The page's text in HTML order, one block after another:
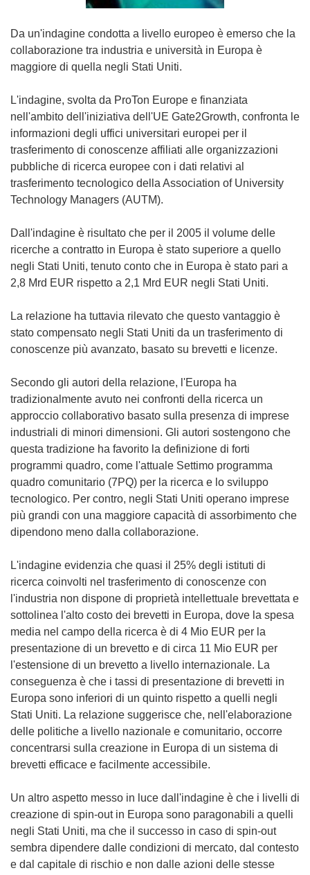
Da un'indagine condotta a livello europeo è emerso che la
collaborazione tra industria e università in Europa è
maggiore di quella negli Stati Uniti.
L'indagine, svolta da ProTon Europe e finanziata
nell'ambito dell'iniziativa dell'UE Gate2Growth, confronta le
informazioni degli uffici universitari europei per il
trasferimento di conoscenze affiliati alle organizzazioni
pubbliche di ricerca europee con i dati relativi al
trasferimento tecnologico della Association of University
Technology Managers (AUTM).
Dall'indagine è risultato che per il 2005 il volume delle
ricerche a contratto in Europa è stato superiore a quello
negli Stati Uniti, tenuto conto che in Europa è stato pari a
2,8 Mrd EUR rispetto a 2,1 Mrd EUR negli Stati Uniti.
La relazione ha tuttavia rilevato che questo vantaggio è
stato compensato negli Stati Uniti da un trasferimento di
conoscenze più avanzato, basato su brevetti e licenze.
Secondo gli autori della relazione, l'Europa ha
tradizionalmente avuto nei confronti della ricerca un
approccio collaborativo basato sulla presenza di imprese
industriali di minori dimensioni. Gli autori sostengono che
questa tradizione ha favorito la definizione di forti
programmi quadro, come l'attuale Settimo programma
quadro comunitario (7PQ) per la ricerca e lo sviluppo
tecnologico. Per contro, negli Stati Uniti operano imprese
più grandi con una maggiore capacità di assorbimento che
dipendono meno dalla collaborazione.
L'indagine evidenzia che quasi il 25% degli istituti di
ricerca coinvolti nel trasferimento di conoscenze con
l'industria non dispone di proprietà intellettuale brevettata e
sottolinea l'alto costo dei brevetti in Europa, dove la spesa
media nel campo della ricerca è di 4 Mio EUR per la
presentazione di un brevetto e di circa 11 Mio EUR per
l'estensione di un brevetto a livello internazionale. La
conseguenza è che i tassi di presentazione di brevetti in
Europa sono inferiori di un quinto rispetto a quelli negli
Stati Uniti. La relazione suggerisce che, nell'elaborazione
delle politiche a livello nazionale e comunitario, occorre
concentrarsi sulla creazione in Europa di un sistema di
brevetti efficace e facilmente accessibile.
Un altro aspetto messo in luce dall'indagine è che i livelli di
creazione di spin-out in Europa sono paragonabili a quelli
negli Stati Uniti, ma che il successo in caso di spin-out
sembra dipendere dalle condizioni di mercato, dal contesto
e dal capitale di rischio e non dalle azioni delle stesse